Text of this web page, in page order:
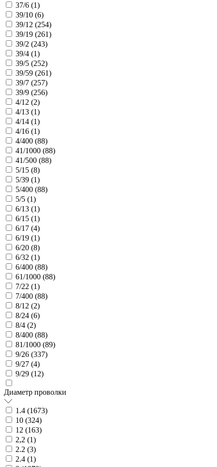
37/6 (1)
39/10 (6)
39/12 (254)
39/19 (261)
39/2 (243)
39/4 (1)
39/5 (252)
39/59 (261)
39/7 (257)
39/9 (256)
4/12 (2)
4/13 (1)
4/14 (1)
4/16 (1)
4/400 (88)
41/1000 (88)
41/500 (88)
5/15 (8)
5/39 (1)
5/400 (88)
5/5 (1)
6/13 (1)
6/15 (1)
6/17 (4)
6/19 (1)
6/20 (8)
6/32 (1)
6/400 (88)
61/1000 (88)
7/22 (1)
7/400 (88)
8/12 (2)
8/24 (6)
8/4 (2)
8/400 (88)
81/1000 (89)
9/26 (337)
9/27 (4)
9/29 (12)
Диаметр проволки
1.4 (1673)
10 (324)
12 (163)
2,2 (1)
2.2 (3)
2.4 (1)